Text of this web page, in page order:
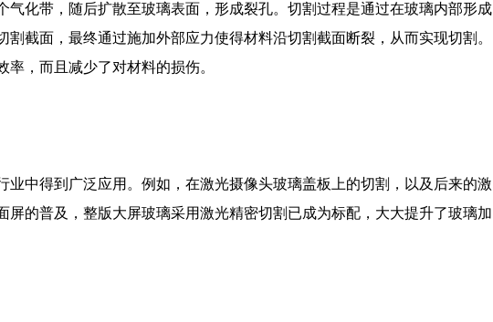
气化带，随后扩散至玻璃表面，形成裂孔。切割过程是通过在玻璃内部形成
截面，最终通过施加外部应力使得材料沿切割截面断裂，从而实现切割。
，而且减少了对材料的损伤。
业中得到广泛应用。例如，在激光摄像头玻璃盖板上的切割，以及后来的激
屏的普及，整版大屏玻璃采用激光精密切割已成为标配，大大提升了玻璃加